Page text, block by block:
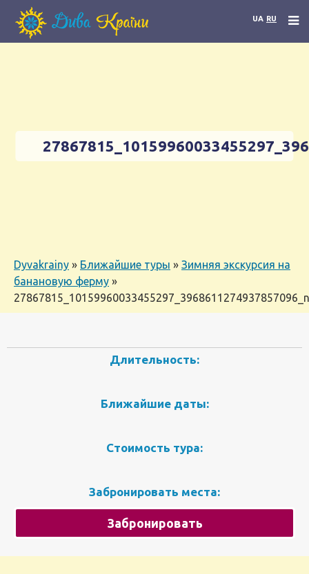
UA RU
Dyvakrainy » Ближайшие туры » Зимняя экскурсия на
банановую ферму »
27867815_10159960033455297_3968611274937857096_n
Длительность:
Ближайшие даты:
Стоимость тура:
Забронировать места:
Забронировать